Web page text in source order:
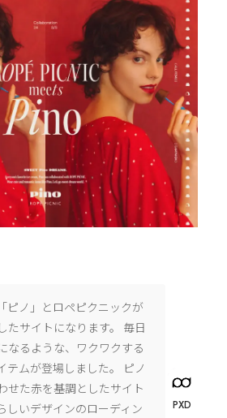
ピノ」とロペピクニックが
たサイトになります。 毎日
なるような、ワクワクする
テムが登場しました。 ピノ
せた赤を基調としたサイト
しいデザインのローディン
PXD